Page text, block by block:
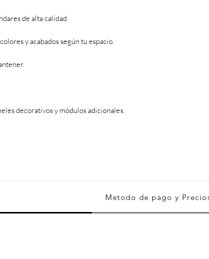
de alta calidad.
y acabados según tu espacio.
decorativos y módulos adicionales.
Metodo de pago y